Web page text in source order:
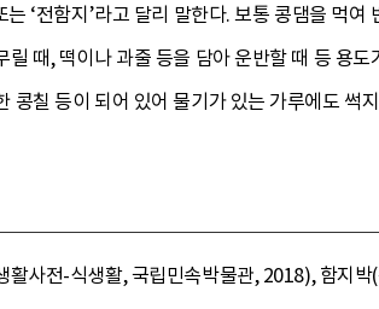
‘전함지’라고 달리 말한다. 보통 콩댐을 먹여
때, 떡이나 과줄 등을 담아 운반할 때 등 용
콩칠 등이 되어 있어 물기가 있는 가루에도 썩
사전-식생활, 국립민속박물관, 2018), 함지